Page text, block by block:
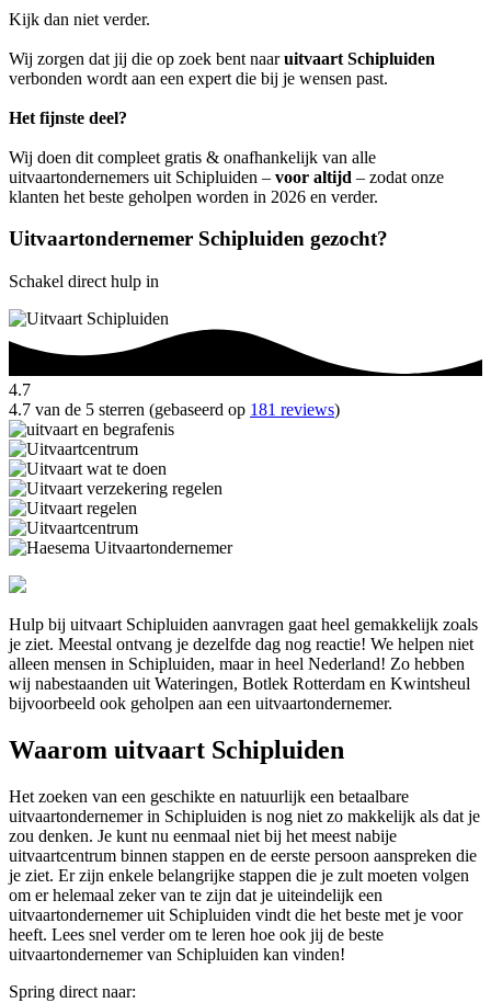
Kijk dan niet verder.
Wij zorgen dat jij die op zoek bent naaruitvaart Schipluiden
verbonden wordt aan een expert die bij je wensen past.
Het fijnste deel?
Wij doen dit compleet gratis & onafhankelijk van alle
uitvaartondernemers uit Schipluiden – voor altijd – zodat onze
klanten het beste geholpen worden in 2026 en verder.
Uitvaartondernemer Schipluiden gezocht?
Schakel direct hulp in
4.7
4.7 van de 5 sterren (gebaseerd op 181 reviews)
Hulp bij uitvaart Schipluiden aanvragen gaat heel gemakkelijk zoals
je ziet. Meestal ontvang je dezelfde dag nog reactie! We helpen niet
alleen mensen in Schipluiden, maar in heel Nederland! Zo hebben
wij nabestaanden uit Wateringen, Botlek Rotterdam en Kwintsheul
bijvoorbeeld ook geholpen aan een uitvaartondernemer.
Waarom uitvaart Schipluiden
Het zoeken van een geschikte en natuurlijk een betaalbare
uitvaartondernemer in Schipluiden is nog niet zo makkelijk als dat je
zou denken. Je kunt nu eenmaal niet bij het meest nabije
uitvaartcentrum binnen stappen en de eerste persoon aanspreken die
je ziet. Er zijn enkele belangrijke stappen die je zult moeten volgen
om er helemaal zeker van te zijn dat je uiteindelijk een
uitvaartondernemer uit Schipluiden vindt die het beste met je voor
heeft. Lees snel verder om te leren hoe ook jij de beste
uitvaartondernemer van Schipluiden kan vinden!
Spring direct naar: